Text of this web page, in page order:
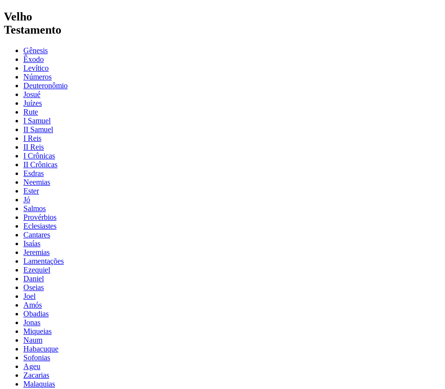
Velho
Testamento
Gênesis
Êxodo
Levítico
Números
Deuteronômio
Josué
Juízes
Rute
I Samuel
II Samuel
I Reis
II Reis
I Crônicas
II Crônicas
Esdras
Neemias
Ester
Jó
Salmos
Provérbios
Eclesiastes
Cantares
Isaías
Jeremias
Lamentações
Ezequiel
Daniel
Oseias
Joel
Amós
Obadias
Jonas
Miqueias
Naum
Habacuque
Sofonias
Ageu
Zacarias
Malaquias